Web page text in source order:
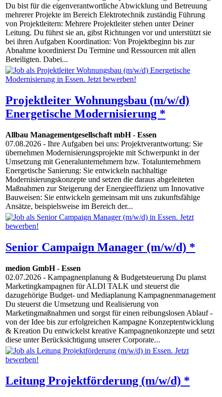
Du bist für die eigenverantwortliche Abwicklung und Betreuung
mehrerer Projekte im Bereich Elektrotechnik zuständig Führung
von Projektleitern: Mehrere Projektleiter stehen unter Deiner
Leitung. Du führst sie an, gibst Richtungen vor und unterstützt sie
bei ihren Aufgaben Koordination: Von Projektbeginn bis zur
Abnahme koordinierst Du Termine und Ressourcen mit allen
Beteiligten. Dabei...
Projektleiter Wohnungsbau (m/w/d)
Energetische Modernisierung *
Allbau Managementgesellschaft mbH- Essen
07.08.2026 - Ihre Aufgaben bei uns: Projektverantwortung: Sie
übernehmen Modernisierungsprojekte mit Schwerpunkt in der
Umsetzung mit Generalunternehmern bzw. Totalunternehmern
Energetische Sanierung: Sie entwickeln nachhaltige
Modernisierungskonzepte und setzen die daraus abgeleiteten
Maßnahmen zur Steigerung der Energieeffizienz um Innovative
Bauweisen: Sie entwickeln gemeinsam mit uns zukunftsfähige
Ansätze, beispielsweise im Bereich der...
Senior Campaign Manager (m/w/d) *
medion GmbH- Essen
02.07.2026 - Kampagnenplanung & Budgetsteuerung Du planst
Marketingkampagnen für ALDI TALK und steuerst die
dazugehörige Budget- und Mediaplanung Kampagnenmanagement
Du steuerst die Umsetzung und Realisierung von
Marketingmaßnahmen und sorgst für einen reibungslosen Ablauf -
von der Idee bis zur erfolgreichen Kampagne Konzeptentwicklung
& Kreation Du entwickelst kreative Kampagnenkonzepte und setzt
diese unter Berücksichtigung unserer Corporate...
Leitung Projektförderung (m/w/d) *